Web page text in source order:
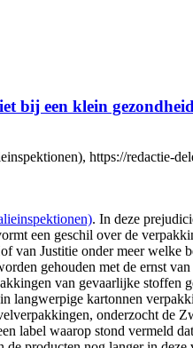
bij een klein
https://redactie-
. In deze
een geschil over de
Justitie onder meer welke
gehouden met de ernst
van gevaarlijke stoffen
kartonnen
onderzocht de
label waarop stond vermeld